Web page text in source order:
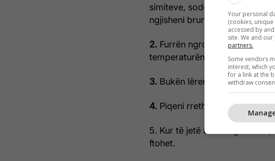
simiteve, sodën e bukës dhe
ngjisheni brumin.
2. Furrën ngroheni në 250
temperaturën në 200 gradë.
3. Bukën lëreni në tepsi të lyer
4. Piqeni rreth 45 minuta në
5. Kur të jetë buka e gatshme,
ftohet.
Your personal
(cookies,
accessed by
site. We and
partners.
Some vendors
interest, which
for a link at the
withdraw